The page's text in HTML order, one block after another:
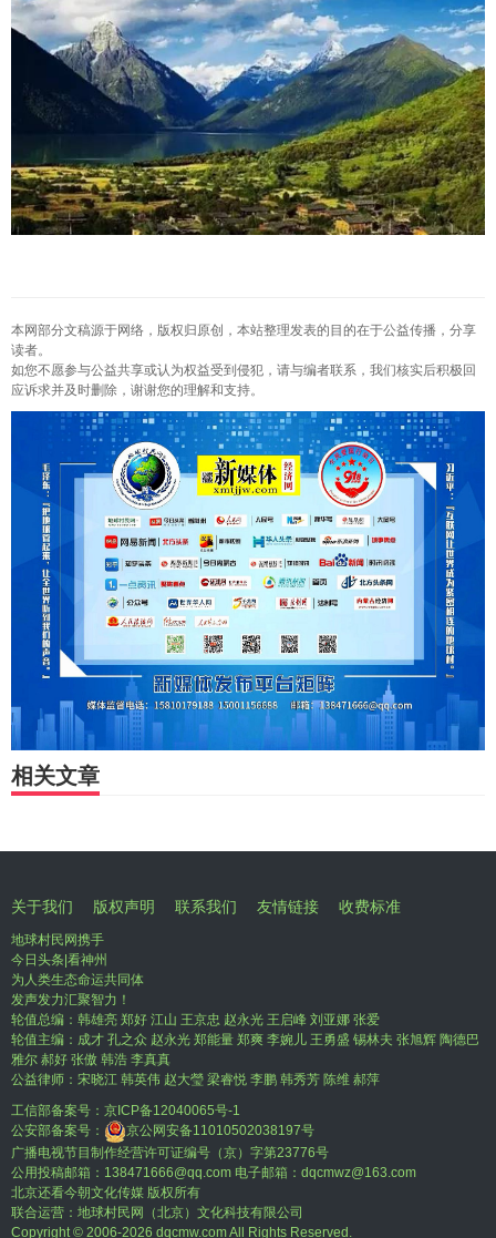
本网部分文稿源于网络，版权归原创，本站整理发表的目的在于公益传播，分享
读者。
如您不愿参与公益共享或认为权益受到侵犯，请与编者联系，我们核实后积极回
应诉求并及时删除，谢谢您的理解和支持。
相关文章
关于我们 版权声明 联系我们 友情链接 收费标准
地球村民网携手
今日头条|看神州
为人类生态命运共同体
发声发力汇聚智力！
轮值总编：韩雄亮 郑好 江山 王京忠 赵永光 王启峰 刘亚娜 张爱
轮值主编：成才 孔之众 赵永光 郑能量 郑爽 李婉儿 王勇盛 锡林夫 张旭辉 陶德巴
雅尔 郝好 张傲 韩浩 李真真
公益律师：宋晓江 韩英伟 赵大瑩 梁睿悦 李鹏 韩秀芳 陈维 郝萍
工信部备案号： 京ICP备12040065号-1
公安部备案号：
京公网安备11010502038197号
广播电视节目制作经营许可证编号（京）字第23776号
公用投稿邮箱：138471666@qq.com 电子邮箱：dqcmwz@163.com
北京还看今朝文化传媒 版权所有
联合运营：地球村民网（北京）文化科技有限公司
Copyright © 2006-2026 dqcmw.com All Rights Reserved.